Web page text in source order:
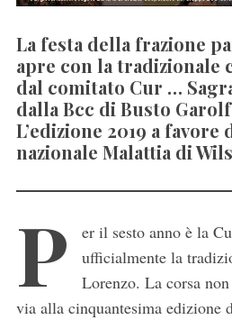
La festa della frazione
apre con la tradizionale
dal comitato Cur …
dalla Bcc di Busto
L’edizione 2019 a favore
nazionale Malattia di
P
er il sesto anno è la
ufficialmente la
Lorenzo. La corsa
via alla cinquantesima edizione